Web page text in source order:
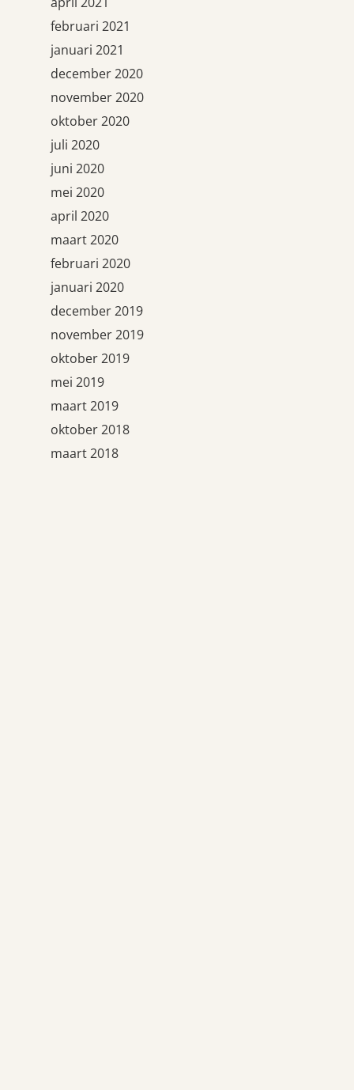
februari 2021
januari 2021
december 2020
november 2020
oktober 2020
juli 2020
juni 2020
mei 2020
april 2020
maart 2020
februari 2020
januari 2020
december 2019
november 2019
oktober 2019
mei 2019
maart 2019
oktober 2018
maart 2018